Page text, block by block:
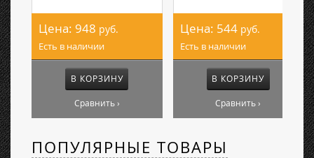
Цена: 948 руб.
Есть в наличии
В КОРЗИНУ
Сравнить ›
Цена: 544руб.
Есть в наличии
В КОРЗИНУ
Сравнить ›
ПОПУЛЯРНЫЕ ТОВАРЫ